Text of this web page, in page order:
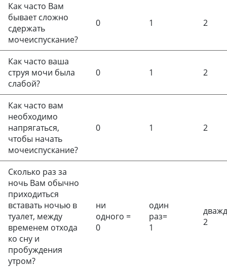
Как часто Вам
бывает сложно
сдержать
мочеиспускание?
0 1 2
Как часто ваша
струя мочи была
слабой?
0 1 2
Как часто вам
необходимо
напрягаться,
чтобы начать
мочеиспускание?
0 1 2
Сколько раз за
ночь Вам обычно
приходиться
вставать ночью в
туалет, между
временем отхода
ко сну и
пробуждения
утром?
ни
одного =
0
один
раз=
1
2